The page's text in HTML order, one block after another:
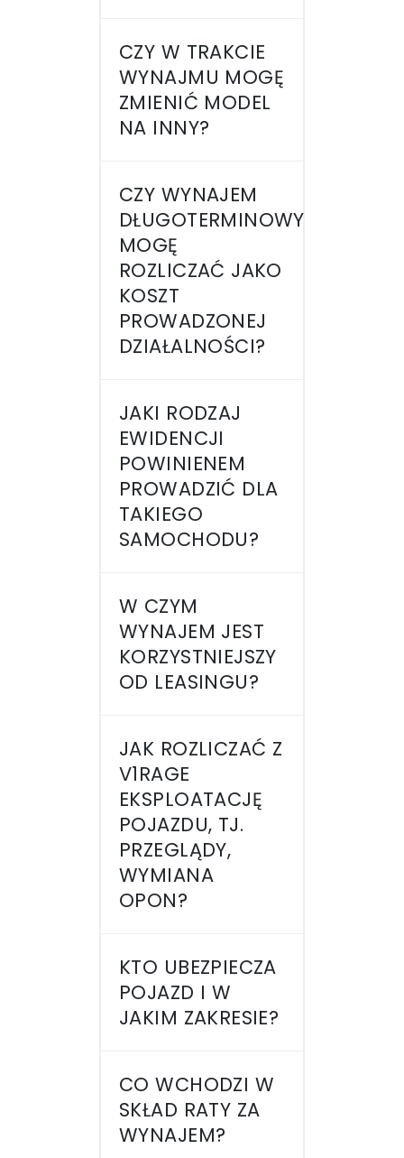
CZY W TRAKCIE
WYNAJMU MOGĘ
ZMIENIĆ MODEL
NA INNY?
CZY WYNAJEM
DŁUGOTERMINOWY
MOGĘ
ROZLICZAĆ JAKO
KOSZT
PROWADZONEJ
DZIAŁALNOŚCI?
JAKI RODZAJ
EWIDENCJI
POWINIENEM
PROWADZIĆ DLA
TAKIEGO
SAMOCHODU?
W CZYM
WYNAJEM JEST
KORZYSTNIEJSZY
OD LEASINGU?
JAK ROZLICZAĆ Z
V1RAGE
EKSPLOATACJĘ
POJAZDU, TJ.
PRZEGLĄDY,
WYMIANA
OPON?
KTO UBEZPIECZA
POJAZD I W
JAKIM ZAKRESIE?
CO WCHODZI W
SKŁAD RATY ZA
WYNAJEM?